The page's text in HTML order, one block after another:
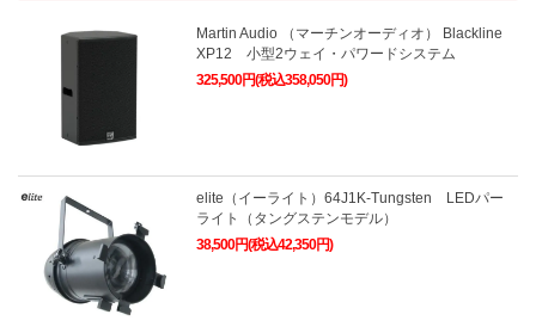
Martin Audio （マーチンオーディオ） Blackline
XP12 小型2ウェイ・パワードシステム
325,500円(税込358,050円)
elite（イーライト）64J1K-Tungsten LEDパー
ライト（タングステンモデル）
38,500円(税込42,350円)